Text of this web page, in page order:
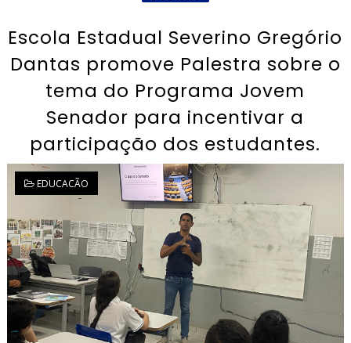
Escola Estadual Severino Gregório
Dantas promove Palestra sobre o
tema do Programa Jovem
Senador para incentivar a
participação dos estudantes.
EDUCACÃO